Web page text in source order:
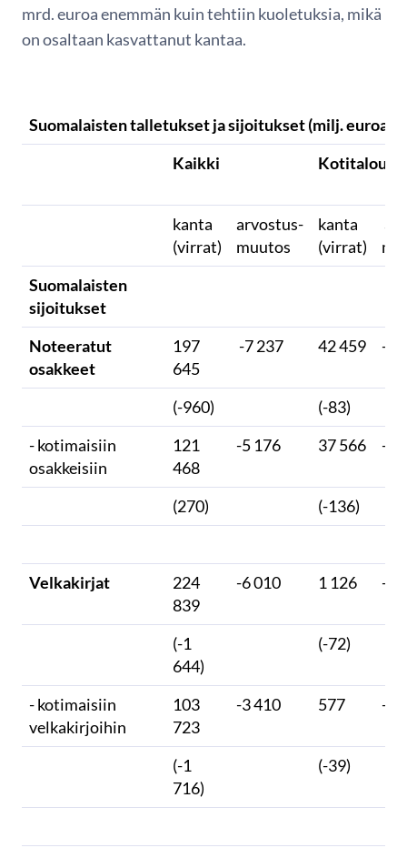
mrd. euroa enemmän kuin tehtiin kuoletuksia, mikä
on osaltaan kasvattanut kantaa.
Suomalaisten talletukset ja sijoitukset (milj. euroa),
Kaikki
kanta
(virrat)
arvostus-
muutos
kanta
(virrat)
Suomalaisten
sijoitukset
Noteeratut
osakkeet
197
645
-7 237 42 459 -2
(-960)
(-83)
- kotimaisiin
osakkeisiin
121
468
-5 176 37 566 -1
(270) (-136)
Velkakirjat
224
839
-6 010 1 126 -15
(-1
644)
(-72)
- kotimaisiin
velkakirjoihin
103
723
-3 410 577 -14
(-1
716)
(-39)